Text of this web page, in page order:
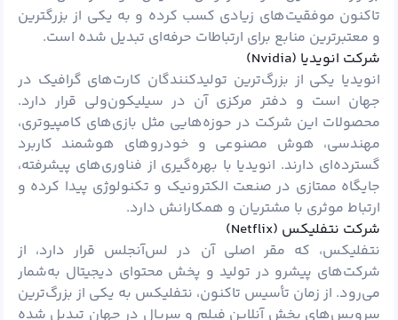
تاکنون موفقیت‌های زیادی کسب کرده و به یکی از بزرگترین
و معتبرترین منابع برای ارتباطات حرفه‌ای تبدیل شده است.
شرکت انویدیا (Nvidia)
انویدیا یکی از بزرگ‌ترین تولیدکنندگان کارت‌های گرافیک در
جهان است و دفتر مرکزی آن در سیلیکون‌ولی قرار دارد.
محصولات این شرکت در حوزه‌هایی مثل بازی‌های کامپیوتری،
مهندسی، هوش مصنوعی و خودروهای هوشمند کاربرد
گسترده‌ای دارند. انویدیا با بهره‌گیری از فناوری‌های پیشرفته،
جایگاه ممتازی در صنعت الکترونیک و تکنولوژی پیدا کرده و
ارتباط موثری با مشتریان و همکارانش دارد.
شرکت نتفلیکس (Netflix)
نتفلیکس، که مقر اصلی آن در لس‌آنجلس قرار دارد، از
شرکت‌های پیشرو در تولید و پخش محتوای دیجیتال به‌شمار
می‌رود. از زمان تأسیس تاکنون، نتفلیکس به یکی از بزرگ‌ترین
سرویس‌های پخش آنلاین فیلم و سریال در جهان تبدیل شده